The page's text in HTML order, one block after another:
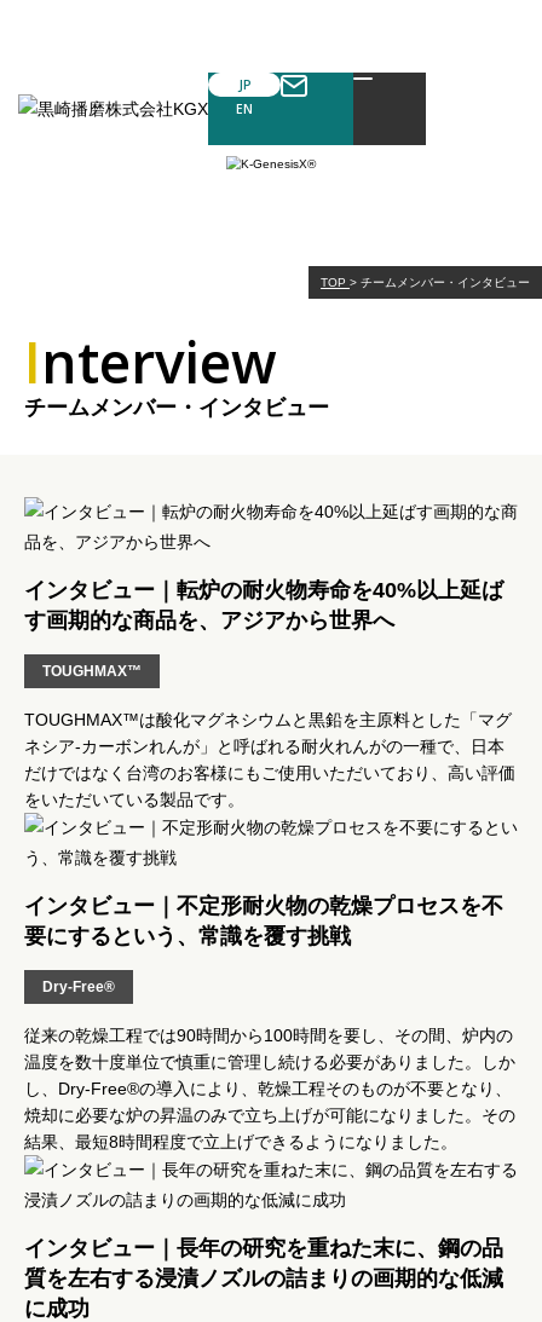
JP
EN
TOP > チームメンバー・インタビュー
Interview
チームメンバー・インタビュー
インタビュー｜転炉の耐火物寿命を40%以上延ば
す画期的な商品を、アジアから世界へ
TOUGHMAX™
TOUGHMAX™は酸化マグネシウムと黒鉛を主原料とした「マグ
ネシア-カーボンれんが」と呼ばれる耐火れんがの一種で、日本
だけではなく台湾のお客様にもご使用いただいており、高い評価
をいただいている製品です。
インタビュー｜不定形耐火物の乾燥プロセスを不
要にするという、常識を覆す挑戦
Dry-Free®
従来の乾燥工程では90時間から100時間を要し、その間、炉内の
温度を数十度単位で慎重に管理し続ける必要がありました。しか
し、Dry-Free®の導入により、乾燥工程そのものが不要となり、
焼却に必要な炉の昇温のみで立ち上げが可能になりました。その
結果、最短8時間程度で立上げできるようになりました。
インタビュー｜長年の研究を重ねた末に、鋼の品
質を左右する浸漬ノズルの詰まりの画期的な低減
に成功